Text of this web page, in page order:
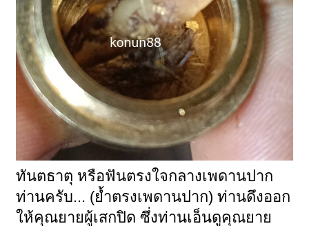
ทันตธาตุ หรือฟันตรงใจกลางเพดานปาก
ท่านครับ... (ย้ำตรงเพดานปาก) ท่านดึงออก
ให้คุณยายผู้เสกปิด ซึ่งท่านเอ็นดูคุณยาย